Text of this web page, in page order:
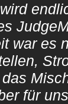
war es
für